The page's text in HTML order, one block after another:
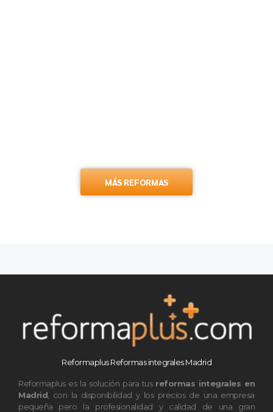
MÁS REFORMAS
Reformaplus Reformas integrales Madrid
Reformaplus es la solución para tus reformas integrales en
Madrid , con la disponibilidad y los precios de una empresa
pequeña pero la profesionalidad y calidad de una gran